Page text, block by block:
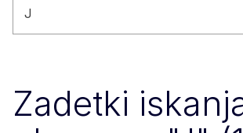
Iskanje po spletišču
Zadetki